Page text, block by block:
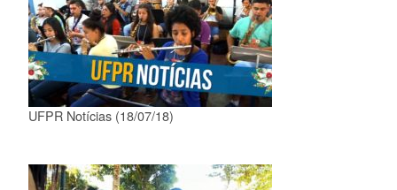
UFPR Notícias (18/07/18)